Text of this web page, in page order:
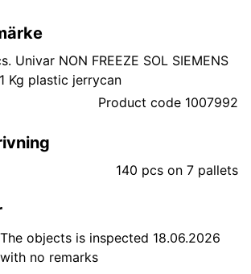
Univar NON FREEZE SOL SIEMENS
Kg plastic jerrycan
Product code 1007992
140 pcs on 7 pallets
The objects is inspected 18.06.2026
with no remarks